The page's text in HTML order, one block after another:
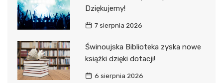
Dziękujemy!
7 sierpnia 2026
Świnoujska Biblioteka zyska nowe
książki dzięki dotacji!
6 sierpnia 2026